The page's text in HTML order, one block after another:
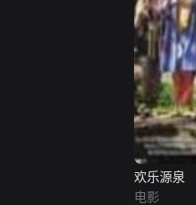
欢乐源泉
电影